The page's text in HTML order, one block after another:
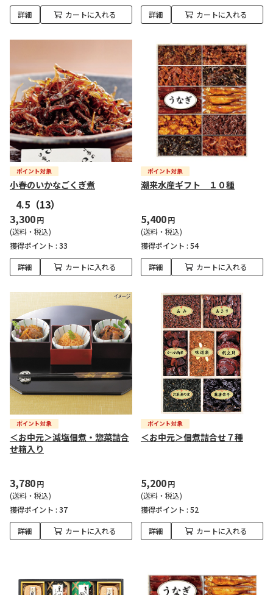
詳細 カートに入れる 詳細 カートに入れる
小春のいかなごくぎ煮
4.5 （13）
3,300円
(送料・税込)
獲得ポイント : 33
詳細 カートに入れる
潮来水産ギフト １０種
5,400円
(送料・税込)
獲得ポイント : 54
詳細 カートに入れる
＜お中元＞減塩佃煮・惣菜詰合
せ箱入り
3,780円
(送料・税込)
獲得ポイント : 37
詳細 カートに入れる
＜お中元＞佃煮詰合せ７種
5,200円
(送料・税込)
獲得ポイント : 52
詳細 カートに入れる